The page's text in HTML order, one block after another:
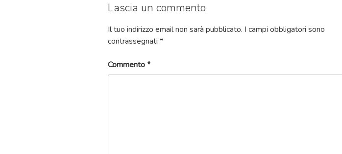
Lascia un commento
Il tuo indirizzo email non sarà pubblicato. I campi obbligatori sono
contrassegnati *
Commento*